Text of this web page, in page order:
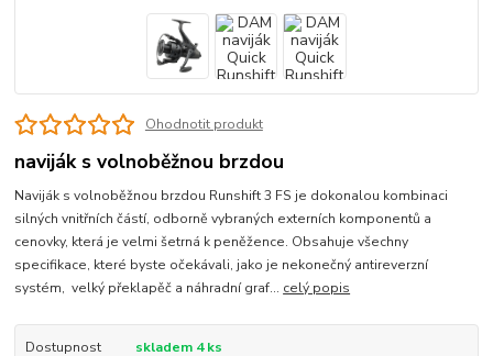
Ohodnotit produkt
naviják s volnoběžnou brzdou
Naviják s volnoběžnou brzdou Runshift 3 FS je dokonalou kombinaci
silných vnitřních částí, odborně vybraných externích komponentů a
cenovky, která je velmi šetrná k peněžence. Obsahuje všechny
specifikace, které byste očekávali, jako je nekonečný antireverzní
systém, velký překlapěč a náhradní graf... celý popis
Dostupnost
skladem 4 ks